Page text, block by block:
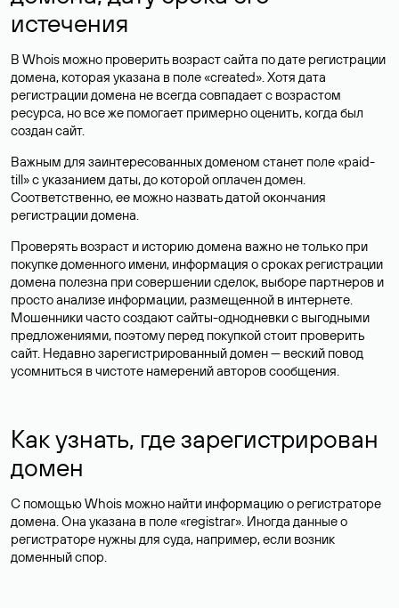
истечения
В Whois можно проверить возраст сайта по дате регистрации
домена, которая указана в поле «created». Хотя дата
регистрации домена не всегда совпадает с возрастом
ресурса, но все же помогает примерно оценить, когда был
создан сайт.
Важным для заинтересованных доменом станет поле «paid-
till» с указанием даты, до которой оплачен домен.
Соответственно, ее можно назвать датой окончания
регистрации домена.
Проверять возраст и историю домена важно не только при
покупке доменного имени, информация о сроках регистрации
домена полезна при совершении сделок, выборе партнеров и
просто анализе информации, размещенной в интернете.
Мошенники часто создают сайты-однодневки с выгодными
предложениями, поэтому перед покупкой стоит проверить
сайт. Недавно зарегистрированный домен — веский повод
усомниться в чистоте намерений авторов сообщения.
Как узнать, где зарегистрирован
домен
С помощью Whois можно найти информацию о регистраторе
домена. Она указана в поле «registrar». Иногда данные о
регистраторе нужны для суда, например, если возник
доменный спор.